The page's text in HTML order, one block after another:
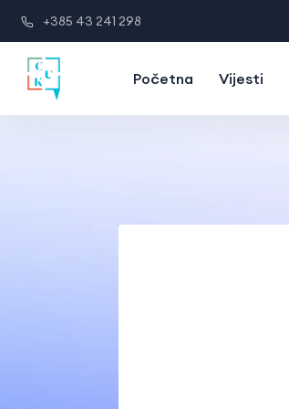
+385 43 241 298
Početna Vijesti